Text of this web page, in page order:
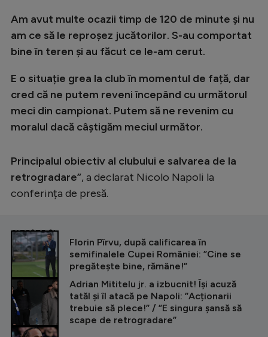
Rugby
Ciclism
JO 2024
JO 2026
Intră în cont
Am avut multe ocazii timp de 120 de minute și nu
am ce să le reproșez jucătorilor. S-au comportat
bine în teren și au făcut ce le-am cerut.
E o situație grea la club în momentul de față, dar
cred că ne putem reveni începând cu următorul
meci din campionat. Putem să ne revenim cu
moralul dacă câștigăm meciul următor.
Principalul obiectiv al clubului e salvarea de la
retrogradare”, a declarat Nicolo Napoli la
conferința de presă.
CITEȘTE ȘI
Florin Pîrvu, după calificarea în
semifinalele Cupei României: ”Cine se
pregătește bine, rămâne!”
Adrian Mititelu jr. a izbucnit! Își acuză
tatăl și îl atacă pe Napoli: ”Acționarii
trebuie să plece!” / ”E singura șansă să
scape de retrogradare”